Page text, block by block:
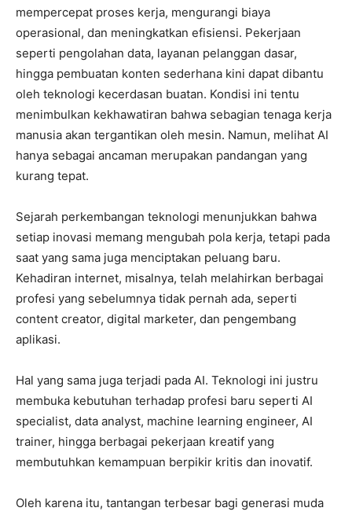
mempercepat proses kerja, mengurangi biaya
operasional, dan meningkatkan efisiensi. Pekerjaan
seperti pengolahan data, layanan pelanggan dasar,
hingga pembuatan konten sederhana kini dapat dibantu
oleh teknologi kecerdasan buatan. Kondisi ini tentu
menimbulkan kekhawatiran bahwa sebagian tenaga kerja
manusia akan tergantikan oleh mesin. Namun, melihat AI
hanya sebagai ancaman merupakan pandangan yang
kurang tepat.
Sejarah perkembangan teknologi menunjukkan bahwa
setiap inovasi memang mengubah pola kerja, tetapi pada
saat yang sama juga menciptakan peluang baru.
Kehadiran internet, misalnya, telah melahirkan berbagai
profesi yang sebelumnya tidak pernah ada, seperti
content creator, digital marketer, dan pengembang
aplikasi.
Hal yang sama juga terjadi pada AI. Teknologi ini justru
membuka kebutuhan terhadap profesi baru seperti AI
specialist, data analyst, machine learning engineer, AI
trainer, hingga berbagai pekerjaan kreatif yang
membutuhkan kemampuan berpikir kritis dan inovatif.
Oleh karena itu, tantangan terbesar bagi generasi muda